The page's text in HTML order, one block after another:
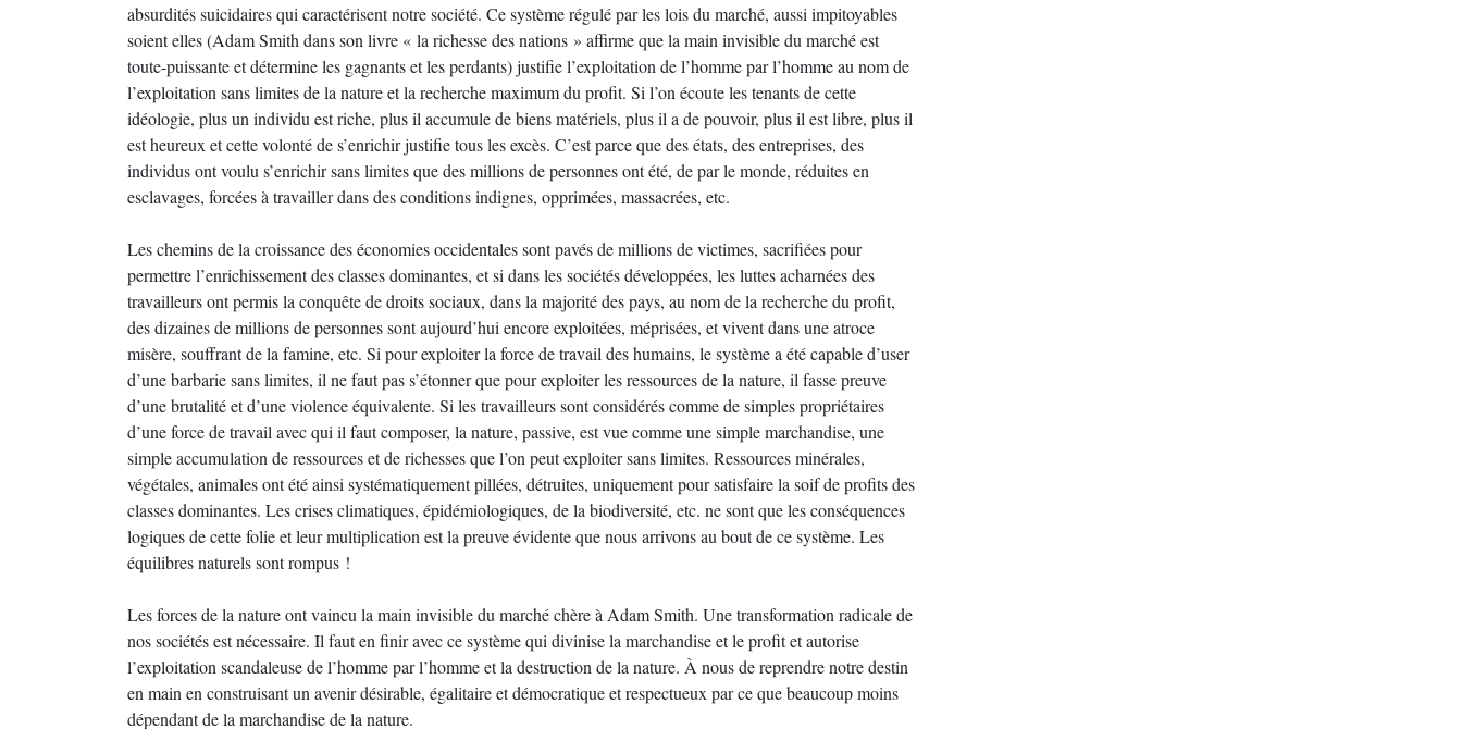
absurdités suicidaires qui caractérisent notre société. Ce système régulé par les lois du marché, aussi impitoyables
soient elles (Adam Smith dans son livre « la richesse des nations » affirme que la main invisible du marché est
toute-puissante et détermine les gagnants et les perdants) justifie l’exploitation de l’homme par l’homme au nom de
l’exploitation sans limites de la nature et la recherche maximum du profit. Si l’on écoute les tenants de cette
idéologie, plus un individu est riche, plus il accumule de biens matériels, plus il a de pouvoir, plus il est libre, plus il
est heureux et cette volonté de s’enrichir justifie tous les excès. C’est parce que des états, des entreprises, des
individus ont voulu s’enrichir sans limites que des millions de personnes ont été, de par le monde, réduites en
esclavages, forcées à travailler dans des conditions indignes, opprimées, massacrées, etc.
Les chemins de la croissance des économies occidentales sont pavés de millions de victimes, sacrifiées pour
permettre l’enrichissement des classes dominantes, et si dans les sociétés développées, les luttes acharnées des
travailleurs ont permis la conquête de droits sociaux, dans la majorité des pays, au nom de la recherche du profit,
des dizaines de millions de personnes sont aujourd’hui encore exploitées, méprisées, et vivent dans une atroce
misère, souffrant de la famine, etc. Si pour exploiter la force de travail des humains, le système a été capable d’user
d’une barbarie sans limites, il ne faut pas s’étonner que pour exploiter les ressources de la nature, il fasse preuve
d’une brutalité et d’une violence équivalente. Si les travailleurs sont considérés comme de simples propriétaires
d’une force de travail avec qui il faut composer, la nature, passive, est vue comme une simple marchandise, une
simple accumulation de ressources et de richesses que l’on peut exploiter sans limites. Ressources minérales,
végétales, animales ont été ainsi systématiquement pillées, détruites, uniquement pour satisfaire la soif de profits des
classes dominantes. Les crises climatiques, épidémiologiques, de la biodiversité, etc. ne sont que les conséquences
logiques de cette folie et leur multiplication est la preuve évidente que nous arrivons au bout de ce système. Les
équilibres naturels sont rompus !
Les forces de la nature ont vaincu la main invisible du marché chère à Adam Smith. Une transformation radicale de
nos sociétés est nécessaire. Il faut en finir avec ce système qui divinise la marchandise et le profit et autorise
l’exploitation scandaleuse de l’homme par l’homme et la destruction de la nature. À nous de reprendre notre destin
en main en construisant un avenir désirable, égalitaire et démocratique et respectueux par ce que beaucoup moins
dépendant de la marchandise de la nature.